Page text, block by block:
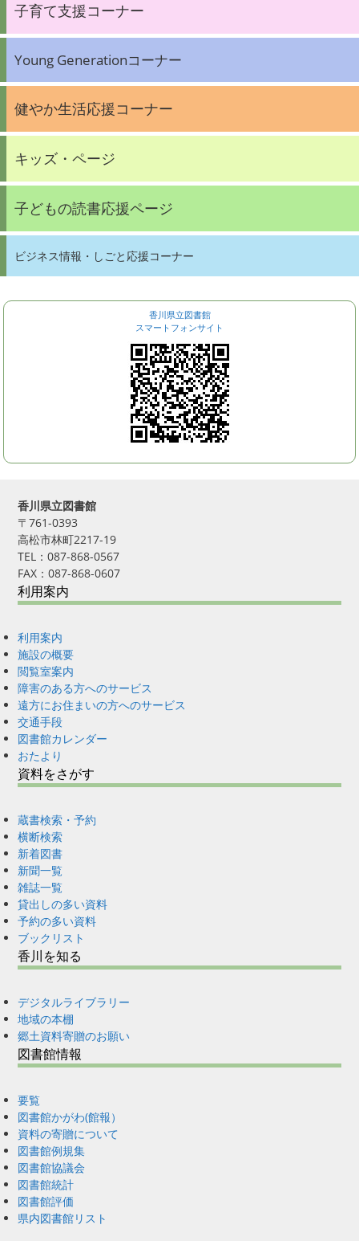
子育て支援コーナー
Young Generationコーナー
健やか生活応援コーナー
キッズ・ページ
子どもの読書応援ページ
ビジネス情報・しごと応援コーナー
香川県立図書館
スマートフォンサイト
香川県立図書館
〒761-0393
高松市林町2217-19
TEL：087-868-0567
FAX：087-868-0607
利用案内
利用案内
施設の概要
閲覧室案内
障害のある方へのサービス
遠方にお住まいの方へのサービス
交通手段
図書館カレンダー
おたより
資料をさがす
蔵書検索・予約
横断検索
新着図書
新聞一覧
雑誌一覧
貸出しの多い資料
予約の多い資料
ブックリスト
香川を知る
デジタルライブラリー
地域の本棚
郷土資料寄贈のお願い
図書館情報
要覧
図書館かがわ(館報）
資料の寄贈について
図書館例規集
図書館協議会
図書館統計
図書館評価
県内図書館リスト